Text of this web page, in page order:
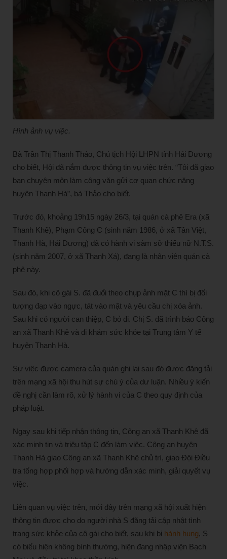
Hình ảnh vụ việc.
Bà Trần Thị Thanh Thảo, Chủ tịch Hội LHPN tỉnh Hải Dương
cho biết, Hội đã nắm được thông tin vụ việc trên. “Tôi đã giao
ban chuyên môn làm công văn gửi cơ quan chức năng
huyện Thanh Hà”, bà Thảo cho biết.
Trước đó, khoảng 19h15 ngày 26/3, tại quán cà phê Era (xã
Thanh Khê), Phạm Công C (sinh năm 1986, ở xã Tân Việt,
Thanh Hà, Hải Dương) đã có hành vi sàm sỡ thiếu nữ N.T.S.
(sinh năm 2007, ở xã Thanh Xá), đang là nhân viên quán cà
phê này.
Sau đó, khi cô gái S. đã đuổi theo chụp ảnh mặt C thì bị đối
tượng đạp vào ngực, tát vào mặt và yêu cầu chị xóa ảnh.
Sau khi có người can thiệp, C bỏ đi. Chị S. đã trình báo Công
an xã Thanh Khê và đi khám sức khỏe tại Trung tâm Y tế
huyện Thanh Hà.
Sự việc được camera của quán ghi lại sau đó được đăng tải
trên mạng xã hội thu hút sự chú ý của dư luận. Nhiều ý kiến
đề nghị cần làm rõ, xử lý hành vi của C theo quy định của
pháp luật.
Ngay sau khi tiếp nhận thông tin, Công an xã Thanh Khê đã
xác minh tin và triệu tập C đến làm việc. Công an huyện
Thanh Hà giao Công an xã Thanh Khê chủ trì, giao Đội Điều
tra tổng hợp phối hợp và hướng dẫn xác minh, giải quyết vụ
việc.
Liên quan vụ việc trên, mới đây trên mạng xã hội xuất hiện
thông tin được cho do người nhà S đăng tải cập nhật tình
trạng sức khỏe của cô gái cho biết, sau khi bị hành hung, S
có biểu hiện không bình thường, hiện đang nhập viện Bạch